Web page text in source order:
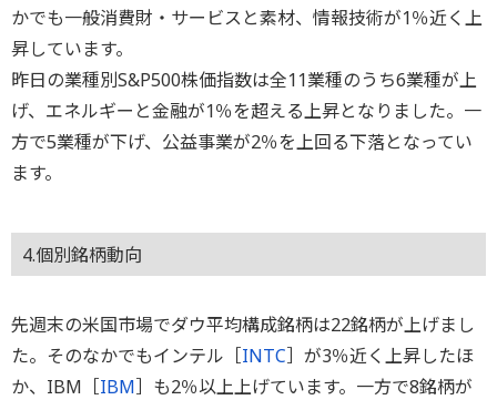
かでも一般消費財・サービスと素材、情報技術が1％近く上
昇しています。
昨日の業種別S&P500株価指数は全11業種のうち6業種が上
げ、エネルギーと金融が1％を超える上昇となりました。一
方で5業種が下げ、公益事業が2％を上回る下落となってい
ます。
4.個別銘柄動向
先週末の米国市場でダウ平均構成銘柄は22銘柄が上げまし
た。そのなかでもインテル［INTC］が3％近く上昇したほ
か、IBM［IBM］も2％以上上げています。一方で8銘柄が